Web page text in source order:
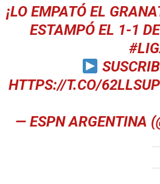
¡LO EMPATÓ EL
ESTAMPÓ EL 1-1
HTTPS://T.CO/
— ESPN ARGENTINA